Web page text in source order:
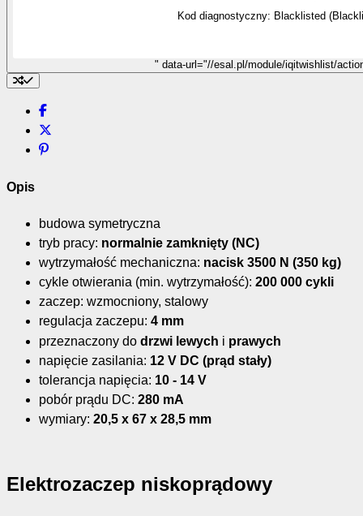
Kod diagnostyczny: Blacklisted
" data-url="//esal.pl/module/iqitwishlist/
Opis
budowa symetryczna
tryb pracy: normalnie zamknięty (NC)
wytrzymałość mechaniczna: nacisk 3500 N (350 kg)
cykle otwierania (min. wytrzymałość): 200 000 cykli
zaczep: wzmocniony, stalowy
regulacja zaczepu: 4 mm
przeznaczony do drzwi lewych i prawych
napięcie zasilania: 12 V DC (prąd stały)
tolerancja napięcia: 10 - 14 V
pobór prądu DC: 280 mA
wymiary: 20,5 x 67 x 28,5 mm
Elektrozaczep niskoprądowy